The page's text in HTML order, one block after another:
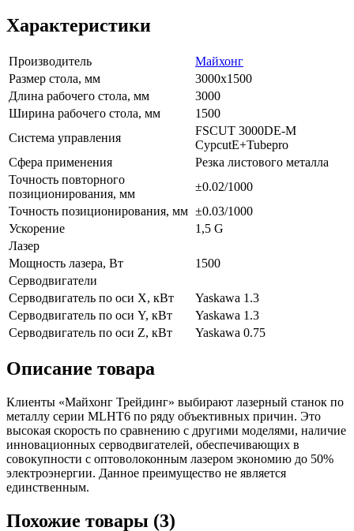
Характеристики
Производитель
Майхонг
Размер стола, мм
3000х1500
Длина рабочего стола, мм
3000
Ширина рабочего стола, мм
1500
Система управления
FSCUT 3000DE-M
CypcutE+Tubepro
Сфера применения
Резка листового металла
Точность повторного
позиционирования, мм
±0.02/1000
Точность позиционирования, мм ±0.03/1000
Ускорение
1,5 G
Лазер
Мощность лазера, Вт
1500
Серводвигатели
Серводвигатель по оси X, кВт
Yaskawa 1.3
Серводвигатель по оси Y, кВт
Yaskawa 1.3
Серводвигатель по оси Z, кВт
Yaskawa 0.75
Описание товара
Клиенты «Майхонг Трейдинг» выбирают лазерный станок по
металлу серии MLHT6 по ряду объективных причин. Это
высокая скорость по сравнению с другими моделями, наличие
инновационных серводвигателей, обеспечивающих в
совокупности с оптоволоконным лазером экономию до 50%
электроэнергии. Данное преимущество не является
единственным.
Похожие товары (3)